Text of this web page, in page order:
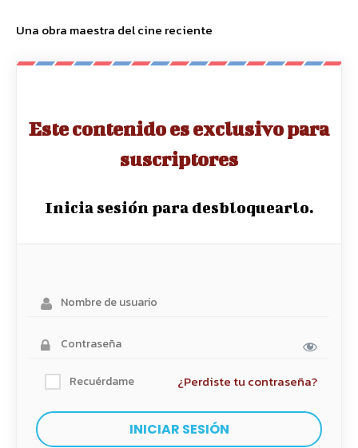
Una obra maestra del cine reciente
Este contenido es exclusivo para
suscriptores
Inicia sesión para desbloquearlo.
Recuérdame ¿Perdiste tu contraseña?